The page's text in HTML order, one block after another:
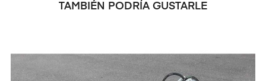
TAMBIÉN PODRÍA GUSTARLE